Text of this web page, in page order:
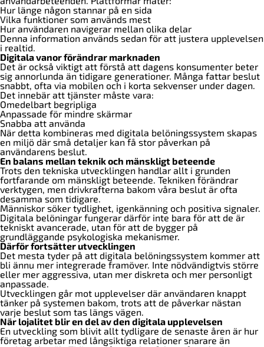
Hur länge någon stannar på en sida
Vilka funktioner som används mest
Hur användaren navigerar mellan olika delar
Denna information används sedan för att justera upplevelsen
i realtid.
Digitala vanor förändrar marknaden
Det är också viktigt att förstå att dagens konsumenter beter
sig annorlunda än tidigare generationer. Många fattar beslut
snabbt, ofta via mobilen och i korta sekvenser under dagen.
Det innebär att tjänster måste vara:
Omedelbart begripliga
Anpassade för mindre skärmar
Snabba att använda
När detta kombineras med digitala belöningssystem skapas
en miljö där små detaljer kan få stor påverkan på
användarens beslut.
En balans mellan teknik och mänskligt beteende
Trots den tekniska utvecklingen handlar allt i grunden
fortfarande om mänskligt beteende. Tekniken förändrar
verktygen, men drivkrafterna bakom våra beslut är ofta
desamma som tidigare.
Människor söker tydlighet, igenkänning och positiva signaler.
Digitala belöningar fungerar därför inte bara för att de är
tekniskt avancerade, utan för att de bygger på
grundläggande psykologiska mekanismer.
Därför fortsätter utvecklingen
Det mesta tyder på att digitala belöningssystem kommer att
bli ännu mer integrerade framöver. Inte nödvändigtvis större
eller mer aggressiva, utan mer diskreta och mer personligt
anpassade.
Utvecklingen går mot upplevelser där användaren knappt
tänker på systemen bakom, trots att de påverkar nästan
varje beslut som tas längs vägen.
När lojalitet blir en del av den digitala upplevelsen
En utveckling som blivit allt tydligare de senaste åren är hur
företag arbetar med långsiktiga relationer snarare än